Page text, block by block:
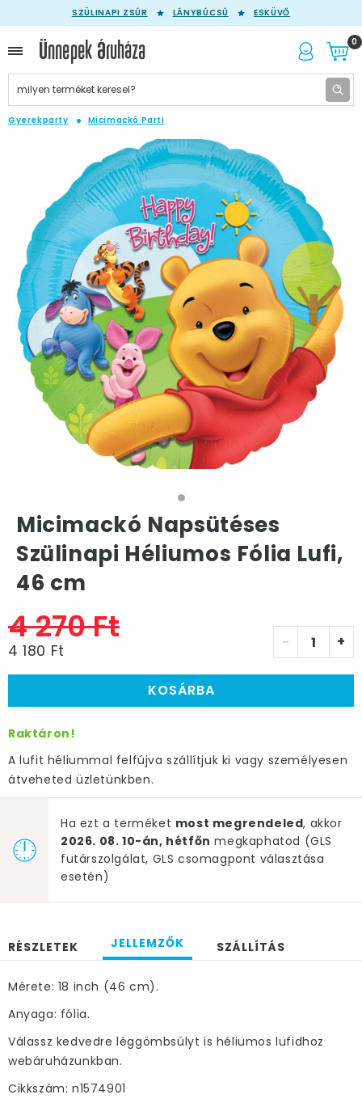
SZÜLINAPI ZSÚR LÁNYBÚCSÚ ESKÜVŐ
0
Gyerekparty Micimackó Parti
Micimackó Napsütéses
Szülinapi Héliumos Fólia Lufi,
46 cm
4 270 Ft
4 180 Ft - +
KOSÁRBA
Raktáron!
A lufit héliummal felfújva szállítjuk ki vagy személyesen
átveheted üzletünkben.
Ha ezt a terméket most megrendeled, akkor
2026. 08. 10-án, hétfőn megkaphatod (GLS
futárszolgálat, GLS csomagpont választása
esetén)
RÉSZLETEK JELLEMZŐK SZÁLLÍTÁS
Mérete: 18 inch (46 cm).
Anyaga: fólia.
Válassz kedvedre léggömbsúlyt is héliumos lufidhoz
webáruházunkban.
Cikkszám: n1574901